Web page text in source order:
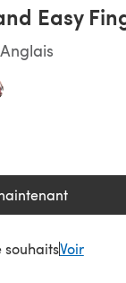
Easy
dans un
souhaitsVoir